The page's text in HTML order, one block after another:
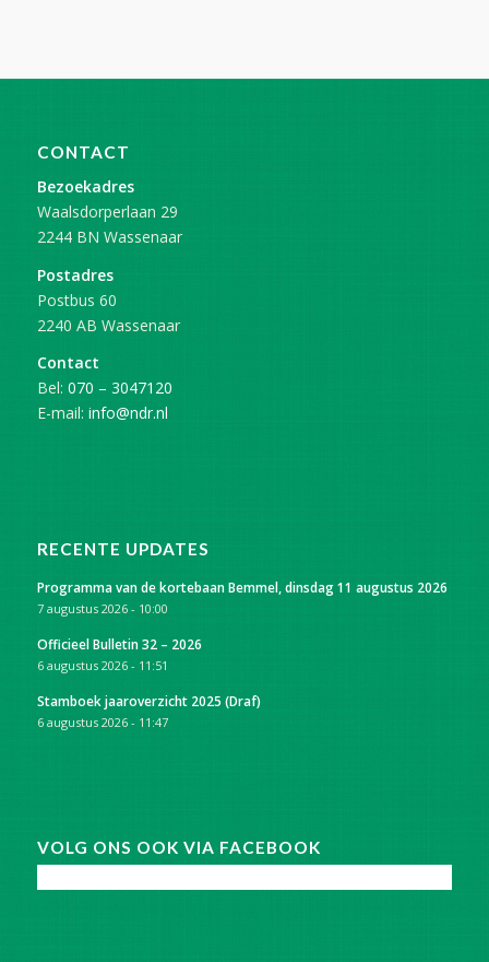
CONTACT
Bezoekadres
Waalsdorperlaan 29
2244 BN Wassenaar
Postadres
Postbus 60
2240 AB Wassenaar
Contact
Bel: 070 – 3047120
E-mail: info@ndr.nl
RECENTE UPDATES
Programma van de kortebaan Bemmel, dinsdag 11 augustus 2026
7 augustus 2026 - 10:00
Officieel Bulletin 32 – 2026
6 augustus 2026 - 11:51
Stamboek jaaroverzicht 2025 (Draf)
6 augustus 2026 - 11:47
VOLG ONS OOK VIA FACEBOOK